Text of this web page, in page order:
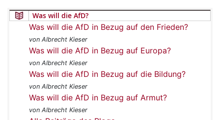
Was will die AfD?
Was will die AfD in Bezug auf den Frieden?
von Albrecht Kieser
Was will die AfD in Bezug auf Europa?
von Albrecht Kieser
Was will die AfD in Bezug auf die Bildung?
von Albrecht Kieser
Was will die AfD in Bezug auf Armut?
von Albrecht Kieser